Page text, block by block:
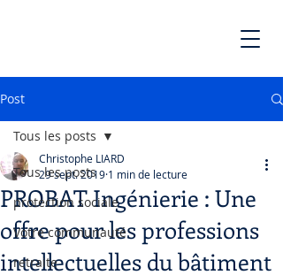
Post
Tous les posts
protection sociale
Votre communauté
retraite
Tous les posts
PROBAT Ingénierie : Une
offre pour les professions
intellectuelles du bâtiment
Christophe LIARD
29 sept. 2019 1 min de lecture